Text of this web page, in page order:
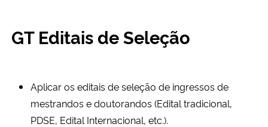
GT Editais de Seleção
Aplicar os editais de seleção de ingressos de
mestrandos e doutorandos (Edital tradicional,
PDSE, Edital Internacional, etc.).